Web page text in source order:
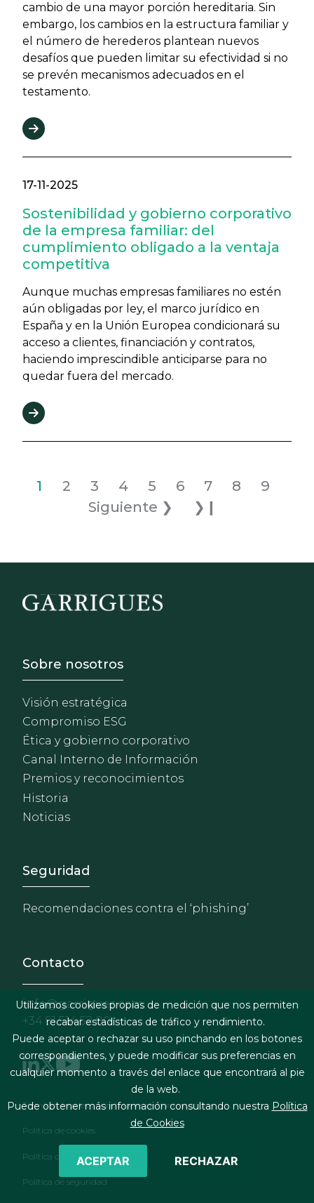
cambio de una mayor porción hereditaria. Sin
embargo, los cambios en la estructura familiar y
el número de herederos plantean nuevos
desafíos que pueden limitar su efectividad si no
se prevén mecanismos adecuados en el
testamento.
17-11-2025
Sostenibilidad y gobierno corporativo
de la empresa familiar: del
cumplimiento obligado a la ventaja
competitiva
Aunque muchas empresas familiares no estén
aún obligadas por ley, el marco jurídico en
España y en la Unión Europea condicionará su
acceso a clientes, financiación y contratos,
haciendo imprescindible anticiparse para no
quedar fuera del mercado.
Paginación
Página actual
1 Página
2 Página
3 Página
4 Página
5 Página
6 Página
7 Página
8 Página
9
Siguiente ❯
Última página
❯❙
Footer - Sobre Nosotros
Sobre nosotros
Visión estratégica
Compromiso ESG
Ética y gobierno corporativo
Canal Interno de Información
Premios y reconocimientos
Historia
Noticias
Footer - Extranet y
Seguridad
Recomendaciones contra el ‘phishing’
Contacto
info@garrigues.com
+34 91 514 52 00
Footer menu
Términos legales y condiciones de contratación
Política de cookies
Política de privacidad
Política de seguridad
Utilizamos cookies propias de medición que nos permiten
recabar estadísticas de tráfico y rendimiento.
Puede aceptar o rechazar su uso pinchando en los botones
correspondientes, y puede modificar sus preferencias en
cualquier momento a través del enlace que encontrará al pie
de la web.
Puede obtener más información consultando nuestra Política
de Cookies
ACEPTAR RECHAZAR